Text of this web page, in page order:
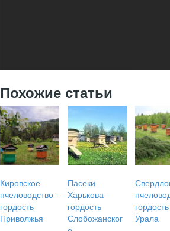
Похожие статьи
Кировское
пчеловодство -
гордость
Приволжья
Пасеки
Харькова -
гордость
Слобожанског
гордость
Урала